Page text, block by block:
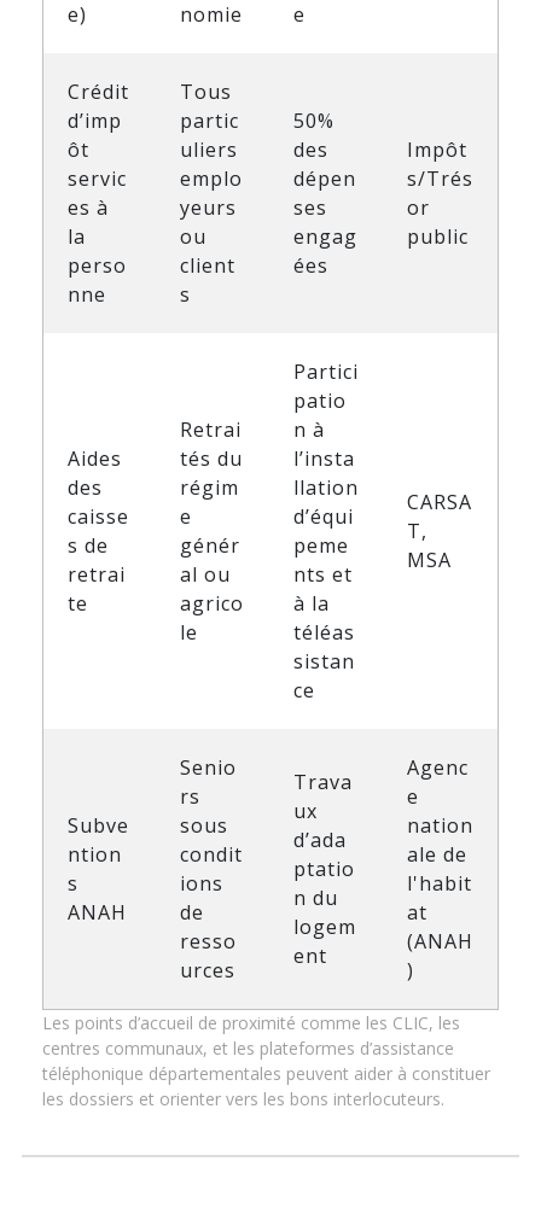
e)
nomie
e
Crédit
d’imp
ôt
servic
es à
la
perso
nne
Tous
partic
uliers
emplo
yeurs
ou
client
s
50%
des
dépen
ses
engag
ées
Impôt
s/Trés
or
public
Aides
des
caisse
s de
retrai
te
Retrai
tés du
régim
e
génér
al ou
agrico
le
Partici
patio
n à
l’insta
llation
d’équi
peme
nts et
à la
téléas
sistan
ce
CARSA
T,
MSA
Subve
ntion
s
ANAH
Senio
rs
sous
condit
ions
de
resso
urces
Trava
ux
d’ada
ptatio
n du
logem
ent
Agenc
e
nation
ale de
l'habit
at
(ANAH
)
Les points d’accueil de proximité comme les CLIC, les
centres communaux, et les plateformes d’assistance
téléphonique départementales peuvent aider à constituer
les dossiers et orienter vers les bons interlocuteurs.